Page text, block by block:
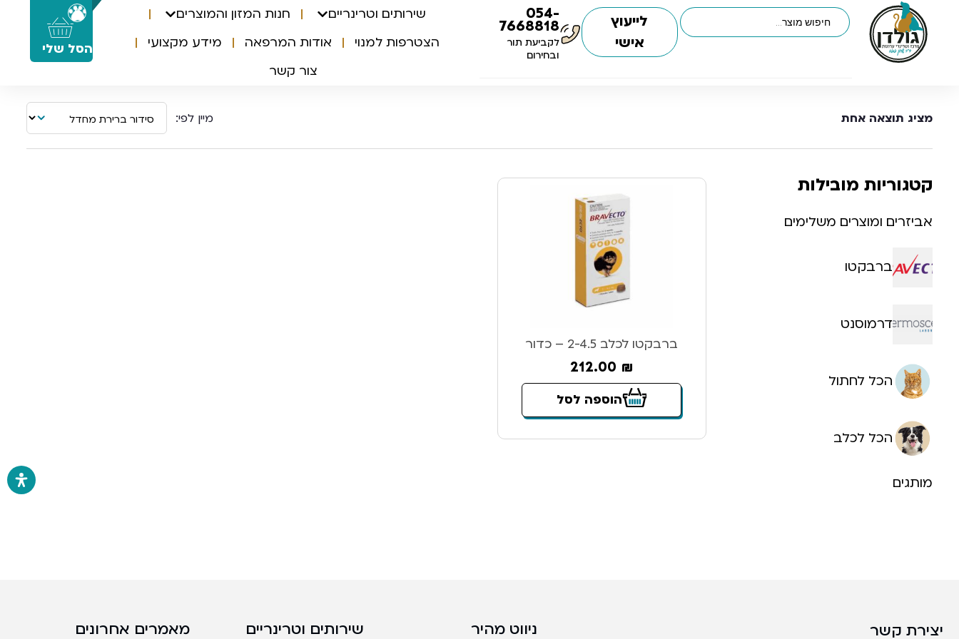
0
הסל שלי
054-
7668818
לקביעת תור
ובחירום
לייעוץ
אישי
שירותים וטרינריים
חנות המזון והמוצרים
הצטרפות למנוי
אודות המרפאה
מידע מקצועי
צור קשר
מציג תוצאה אחת
קטגוריות מובילות
אביזרים ומוצרים משלימים
ברבקטו
דרמוסנט
הכל לחתול
הכל לכלב
מותגים
ברבקטו לכלב 2-4.5 – כדור
212.00 ₪
הוספה לסל
יצירת קשר מאמרים אחרונים שירותים וטרינריים ניווט מהיר